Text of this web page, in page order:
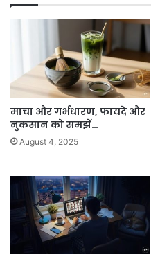
माचा और गर्भधारण, फायदे और
नुकसान को समझें…
August 4, 2025